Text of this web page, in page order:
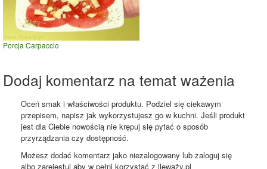
Porcja Carpaccio
Dodaj komentarz na temat ważenia
Oceń smak i właściwości produktu. Podziel się ciekawym
przepisem, napisz jak wykorzystujesz go w kuchni. Jeśli produkt
jest dla Ciebie nowością nie krępuj się pytać o sposób
przyrządzania czy dostępność.
Możesz dodać komentarz jako niezalogowany lub zaloguj się
albo zarejestuj aby w pełni korzystać z ileważy.pl